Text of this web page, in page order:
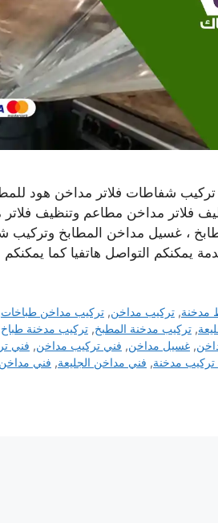
شفاطات فلاتر مداخن هود
فلاتر مداخن مطاعم وتنظيف فلاتر
، غسيل مداخن المطابخ وتركيب
يمكنكم التواصل هاتفيا كما
مدخنة,تركيب مداخن,تركيب مداخن طباخات
, تركيب مدخنة المطبخ, تركيب مدخنة طباخ
, غسيل مداخن, فني تركيب مداخن, فني
تركيب مدخنة, فني مداخن الجليعة, فني